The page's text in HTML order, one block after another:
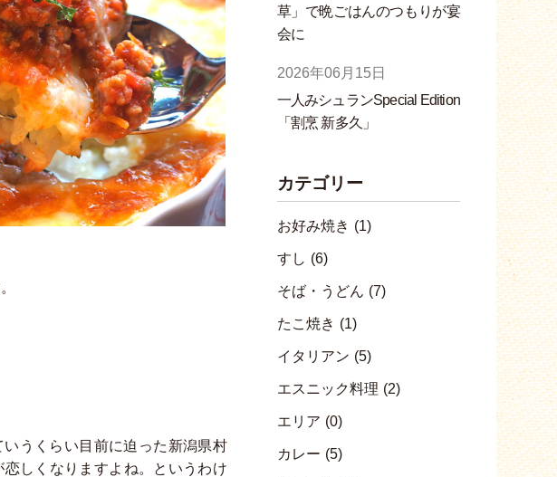
うくらい目前に迫った新潟県村
しくなりますよね。というわけ
草」で晩ごはんのつもりが宴
会に
2026年06月15日
一人みシュランSpecial Edition
「割烹 新多久」
カテゴリー
お好み焼き (1)
すし (6)
そば・うどん (7)
たこ焼き (1)
イタリアン (5)
エスニック料理 (2)
エリア (0)
カレー (5)